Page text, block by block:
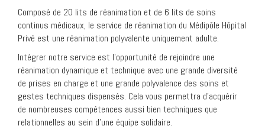
Composé de 20 lits de réanimation et de 6 lits de soins
continus médicaux, le service de réanimation du Médipôle Hôpital
Privé est une réanimation polyvalente uniquement adulte.
Intégrer notre service est l’opportunité de rejoindre une
réanimation dynamique et technique avec une grande diversité
de prises en charge et une grande polyvalence des soins et
gestes techniques dispensés. Cela vous permettra d’acquérir
de nombreuses compétences aussi bien techniques que
relationnelles au sein d’une équipe solidaire.